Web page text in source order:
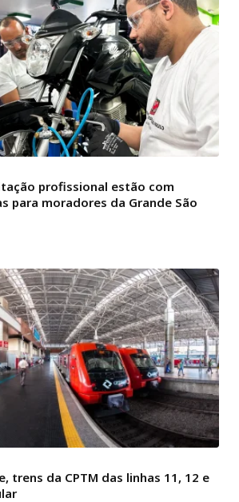
profissional estão com
para moradores da Grande São
trens da CPTM das linhas 11, 12 e